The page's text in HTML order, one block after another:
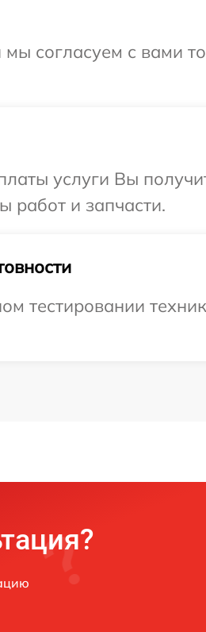
согласуем с вами
услуги Вы
работ и запчасти.
тестировании